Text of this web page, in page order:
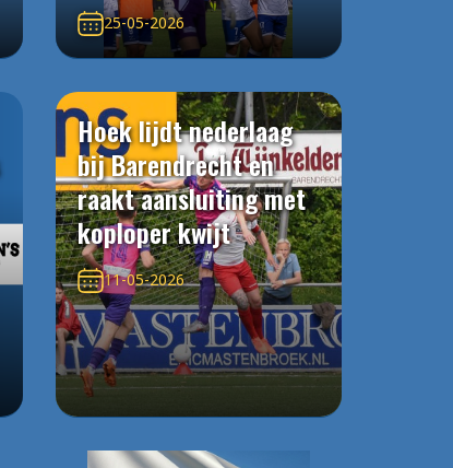
25-05-2026
Hoek lijdt nederlaag
bij Barendrecht en
raakt aansluiting met
koploper kwijt
11-05-2026